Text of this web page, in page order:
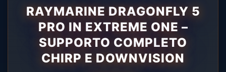
RAYMARINE DRAGONFLY 5
PRO IN EXTREME ONE –
SUPPORTO COMPLETO
CHIRP E DOWNVISION